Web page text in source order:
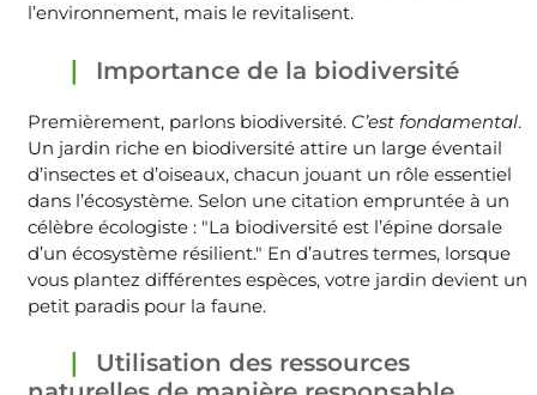
l’environnement, mais le revitalisent.
Importance de la biodiversité
Premièrement, parlons biodiversité. C’est fondamental.
Un jardin riche en biodiversité attire un large éventail
d’insectes et d’oiseaux, chacun jouant un rôle essentiel
dans l’écosystème. Selon une citation empruntée à un
célèbre écologiste : La biodiversité est l’épine dorsale
d’un écosystème résilient. En d’autres termes, lorsque
vous plantez différentes espèces, votre jardin devient un
petit paradis pour la faune.
Utilisation des ressources